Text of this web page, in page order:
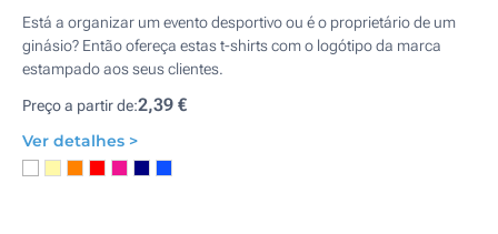
Está a organizar um evento desportivo ou é o proprietário de um
ginásio? Então ofereça estas t-shirts com o logótipo da marca
estampado aos seus clientes.
Preço a partir de:2,39 €
Ver detalhes >